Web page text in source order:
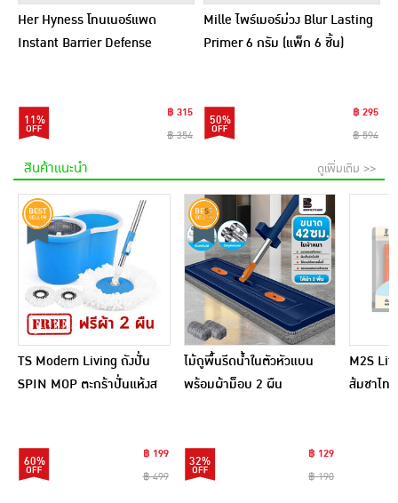
Her Hyness โทนเนอร์แพด
Instant Barrier Defense
11%
฿ 315
฿ 354
Mille ไพร์เมอร์ม่วง Blur Lasting
Primer 6 กรัม (แพ็ก 6 ชิ้น)
50%
฿ 295
฿ 594
สินค้าแนะนำ ดูเพิ่มเติม >>
TS Modern Living ถังปั่น
SPIN MOP ตะกร้าปั่นแห้งส
60%
฿ 199
฿ 499
ไม้ถูพื้นรีดน้ำในตัวหัวแบน
พร้อมผ้าม็อบ 2 ผืน
32%
฿ 129
฿ 190
M2S
ส้มชาไท